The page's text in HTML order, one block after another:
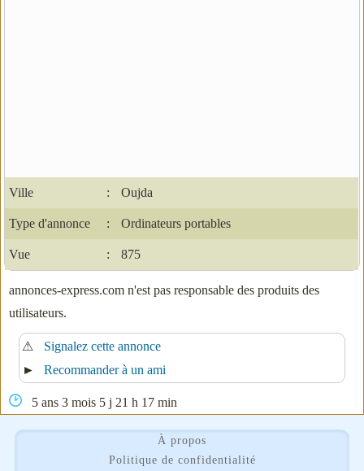
Ville : Oujda
Type d'annonce : Ordinateurs portables
Vue : 875
annonces-express.com n'est pas responsable des produits des
utilisateurs.
⚠
Signalez cette annonce
►
Recommander à un ami
5 ans 3 mois 5 j 21 h 17 min
À propos
Politique de confidentialité